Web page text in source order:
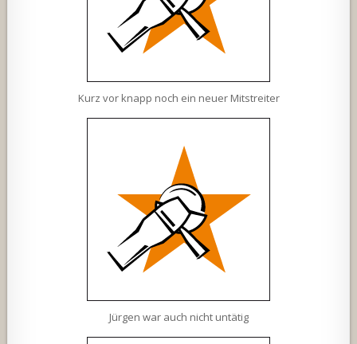
Kurz vor knapp noch ein neuer Mitstreiter
Jürgen war auch nicht untätig